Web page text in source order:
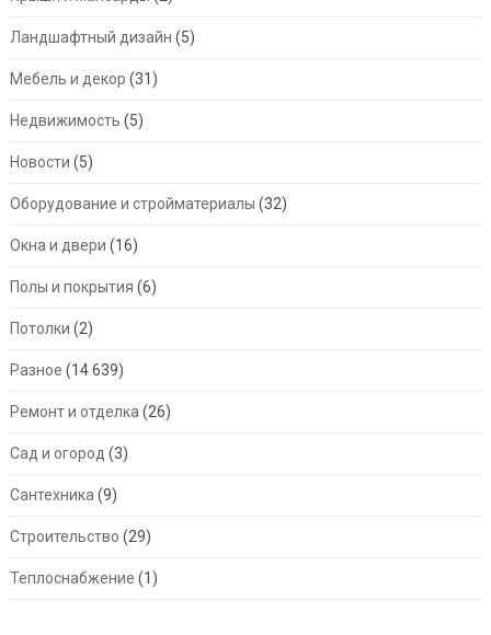
Ландшафтный дизайн (5)
Мебель и декор (31)
Недвижимость (5)
Новости (5)
Оборудование и стройматериалы (32)
Окна и двери (16)
Полы и покрытия (6)
Потолки (2)
Разное (14 639)
Ремонт и отделка (26)
Сад и огород (3)
Сантехника (9)
Строительство (29)
Теплоснабжение (1)